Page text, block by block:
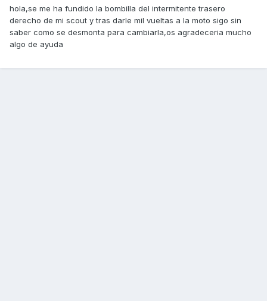
hola,se me ha fundido la bombilla del intermitente trasero
derecho de mi scout y tras darle mil vueltas a la moto sigo sin
saber como se desmonta para cambiarla,os agradeceria mucho
algo de ayuda